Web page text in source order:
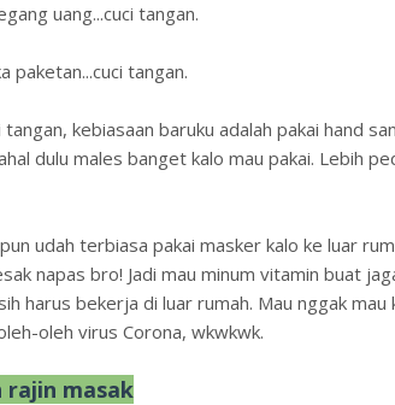
uang...cuci tangan.
paketan...cuci tangan.
tangan, kebiasaan baruku adalah pakai hand
dulu males banget kalo mau pakai. Lebih
udah terbiasa pakai masker kalo ke luar
napas bro! Jadi mau minum vitamin buat
harus bekerja di luar rumah. Mau nggak
oleh virus Corona, wkwkwk.
rajin masak